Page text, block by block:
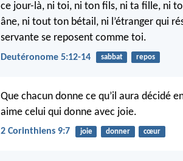
ce jour-là, ni toi, ni ton fils, ni ta fille, ni
âne, ni tout ton bétail, ni l’étranger qui
servante se reposent comme toi.
Deutéronome 5:12-14 sabbat repos
Que chacun donne ce qu’il aura décidé
aime celui qui donne avec joie.
2 Corinthiens 9:7 joie donner cœur